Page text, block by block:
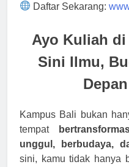
Daftar Sekarang:
Ayo Kuliah
Sini Ilmu,
Kampus Bali bukan
tempat
unggul, berbudaya,
sini, kamu tidak hanya